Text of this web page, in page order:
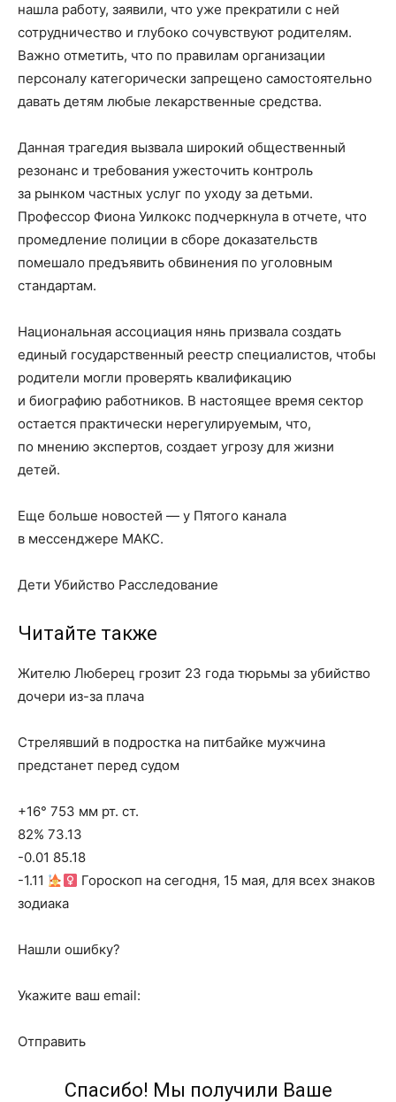
нашла работу, заявили, что уже прекратили с ней
сотрудничество и глубоко сочувствуют родителям.
Важно отметить, что по правилам организации
персоналу категорически запрещено самостоятельно
давать детям любые лекарственные средства.
Данная трагедия вызвала широкий общественный
резонанс и требования ужесточить контроль
за рынком частных услуг по уходу за детьми.
Профессор Фиона Уилкокс подчеркнула в отчете, что
промедление полиции в сборе доказательств
помешало предъявить обвинения по уголовным
стандартам.
Национальная ассоциация нянь призвала создать
единый государственный реестр специалистов, чтобы
родители могли проверять квалификацию
и биографию работников. В настоящее время сектор
остается практически нерегулируемым, что,
по мнению экспертов, создает угрозу для жизни
детей.
Еще больше новостей — у Пятого канала
в мессенджере МАКС.
Дети Убийство Расследование
Читайте также
Жителю Люберец грозит 23 года тюрьмы за убийство
дочери из-за плача
Стрелявший в подростка на питбайке мужчина
предстанет перед судом
+16° 753 мм рт. ст.
82% 73.13
-0.01 85.18
-1.11
Гороскоп на сегодня, 15 мая, для всех знаков
зодиака
Нашли ошибку?
Укажите ваш email:
Отправить
Спасибо! Мы получили Ваше